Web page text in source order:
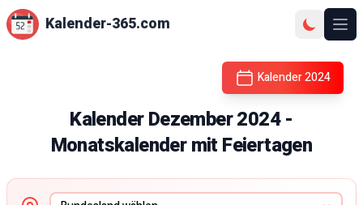
Kalender-365.com
Kalender2024
KalenderDezember2024-
Monatskalender mit Feiertagen